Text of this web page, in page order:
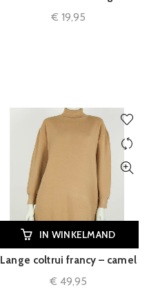
€ 19,95
IN WINKELMAND
Lange coltrui francy – camel
€ 49,95